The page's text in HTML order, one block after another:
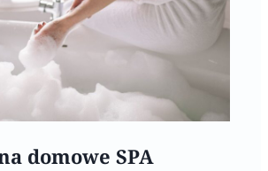
domowe SPA